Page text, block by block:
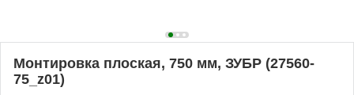
Монтировка плоская, 750 мм, ЗУБР (27560-
75_z01)